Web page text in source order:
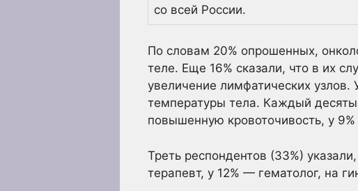
со всей России.
По словам 20% опрошенных,
теле. Еще 16% сказали, что в их
увеличение лимфатических
температуры тела. Каждый
повышенную кровоточивость, у
Треть респондентов (33%)
терапевт, у 12% — гематолог, на